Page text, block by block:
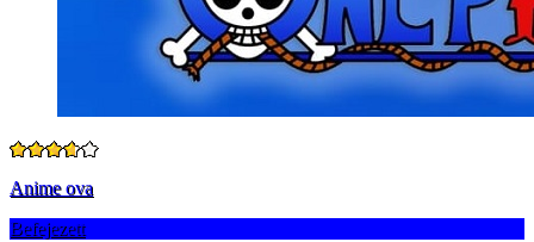
Anime ova
Befejezett